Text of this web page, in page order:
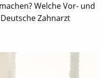
Welche Vor- und
Zahnarzt